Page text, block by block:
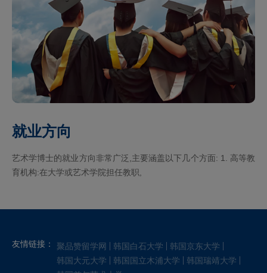
就业方向
艺术学博士的就业方向非常广泛,主要涵盖以下几个方面: 1. 高等教
育机构:在大学或艺术学院担任教职,
友情链接： 聚品赞留学网 韩国白石大学
韩国京东大学
韩国大元大学
韩国国立木浦大学
韩国瑞靖大学